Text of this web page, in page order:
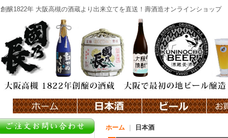
創醸1822年 大阪高槻の酒蔵より出来立てを直送！壽酒造オンラインショップ
ホーム｜ 日本酒